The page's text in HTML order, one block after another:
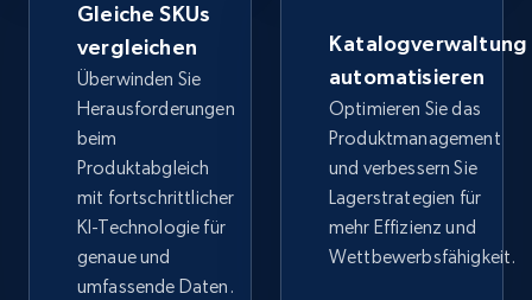
by keywords search
URL, Title, Available, Description, Currency, Initial
price, Final price, Discount percent, and more.
TikTok Shop - discover records by shop url
Gleiche SKUs
vergleichen
Überwinden Sie
Herausforderungen
beim
Produktabgleich
mit fortschrittlicher
KI-Technologie für
genaue und
umfassende Daten.
Katalogverwaltung
automatisieren
Optimieren Sie das
Produktmanagement
und verbessern Sie
Lagerstrategien für
mehr Effizienz und
Wettbewerbsfähigkeit.